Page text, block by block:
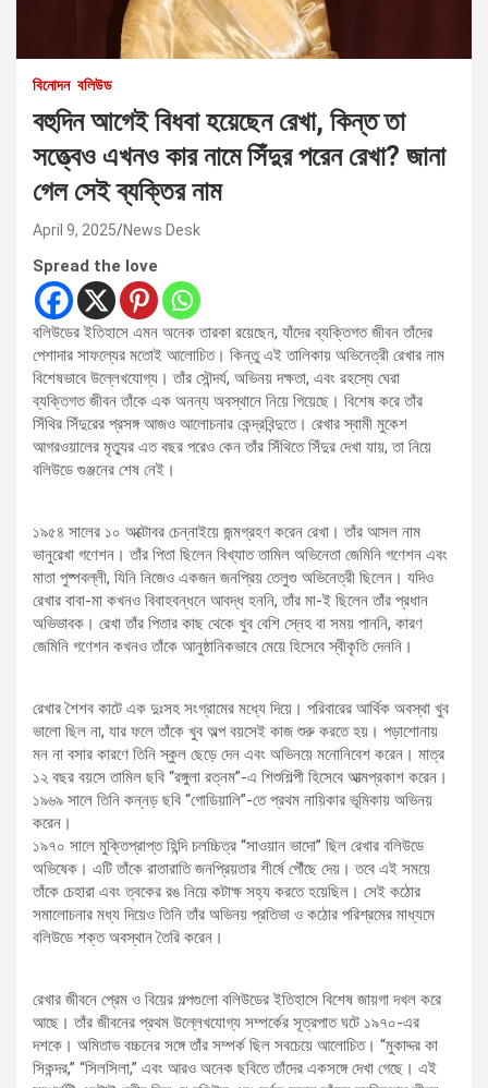
বিনোদন বলিউড
বহুদিন আগেই বিধবা হয়েছেন রেখা, কিন্ত তা
সত্ত্বেও এখনও কার নামে সিঁদুর পরেন রেখা? জানা
গেল সেই ব্যক্তির নাম
April 9, 2025 News Desk
Spread the love
বলিউডের ইতিহাসে এমন অনেক তারকা রয়েছেন, যাঁদের ব্যক্তিগত জীবন তাঁদের
পেশাদার সাফল্যের মতোই আলোচিত। কিন্তু এই তালিকায় অভিনেত্রী রেখার নাম
বিশেষভাবে উল্লেখযোগ্য। তাঁর সৌন্দর্য, অভিনয় দক্ষতা, এবং রহস্যে ঘেরা
ব্যক্তিগত জীবন তাঁকে এক অনন্য অবস্থানে নিয়ে গিয়েছে। বিশেষ করে তাঁর
সিঁথির সিঁদুরের প্রসঙ্গ আজও আলোচনার কেন্দ্রবিন্দুতে। রেখার স্বামী মুকেশ
আগরওয়ালের মৃত্যুর এত বছর পরেও কেন তাঁর সিঁথিতে সিঁদুর দেখা যায়, তা নিয়ে
বলিউডে গুঞ্জনের শেষ নেই।
১৯৫৪ সালের ১০ অক্টোবর চেন্নাইয়ে জন্মগ্রহণ করেন রেখা। তাঁর আসল নাম
ভানুরেখা গণেশন। তাঁর পিতা ছিলেন বিখ্যাত তামিল অভিনেতা জেমিনি গণেশন এবং
মাতা পুষ্পবল্লী, যিনি নিজেও একজন জনপ্রিয় তেলুগু অভিনেত্রী ছিলেন। যদিও
রেখার বাবা-মা কখনও বিবাহবন্ধনে আবদ্ধ হননি, তাঁর মা-ই ছিলেন তাঁর প্রধান
অভিভাবক। রেখা তাঁর পিতার কাছ থেকে খুব বেশি স্নেহ বা সময় পাননি, কারণ
জেমিনি গণেশন কখনও তাঁকে আনুষ্ঠানিকভাবে মেয়ে হিসেবে স্বীকৃতি দেননি।
রেখার শৈশব কাটে এক দুঃসহ সংগ্রামের মধ্যে দিয়ে। পরিবারের আর্থিক অবস্থা খুব
ভালো ছিল না, যার ফলে তাঁকে খুব অল্প বয়সেই কাজ শুরু করতে হয়। পড়াশোনায়
মন না বসার কারণে তিনি স্কুল ছেড়ে দেন এবং অভিনয়ে মনোনিবেশ করেন। মাত্র
১২ বছর বয়সে তামিল ছবি “রঙ্গুলা রত্নম”-এ শিশুশিল্পী হিসেবে আত্মপ্রকাশ করেন।
১৯৬৯ সালে তিনি কন্নড় ছবি “গোডিয়ালি”-তে প্রথম নায়িকার ভূমিকায় অভিনয়
করেন।
১৯৭০ সালে মুক্তিপ্রাপ্ত হিন্দি চলচ্চিত্র “সাওয়ান ভাদো” ছিল রেখার বলিউডে
অভিষেক। এটি তাঁকে রাতারাতি জনপ্রিয়তার শীর্ষে পৌঁছে দেয়। তবে এই সময়ে
তাঁকে চেহারা এবং ত্বকের রঙ নিয়ে কটাক্ষ সহ্য করতে হয়েছিল। সেই কঠোর
সমালোচনার মধ্য দিয়েও তিনি তাঁর অভিনয় প্রতিভা ও কঠোর পরিশ্রমের মাধ্যমে
বলিউডে শক্ত অবস্থান তৈরি করেন।
রেখার জীবনে প্রেম ও বিয়ের গল্পগুলো বলিউডের ইতিহাসে বিশেষ জায়গা দখল করে
আছে। তাঁর জীবনের প্রথম উল্লেখযোগ্য সম্পর্কের সূত্রপাত ঘটে ১৯৭০-এর
দশকে। অমিতাভ বচ্চনের সঙ্গে তাঁর সম্পর্ক ছিল সবচেয়ে আলোচিত। “মুকাদ্দর কা
সিকন্দর,” “সিলসিলা,” এবং আরও অনেক ছবিতে তাঁদের একসঙ্গে দেখা গেছে। এই